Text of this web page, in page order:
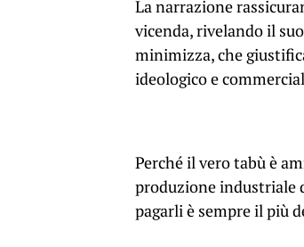
La narrazione
vicenda, rivelando il
minimizza, che
ideologico e
Perché il vero tabù è
produzione industriale
pagarli è sempre il più